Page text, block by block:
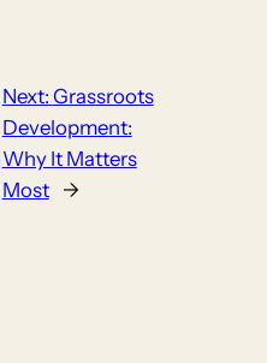
Next: Grassroots
Development:
Why It Matters
Most
→